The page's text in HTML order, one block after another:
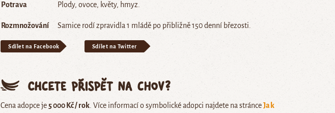
Potrava Plody, ovoce, květy, hmyz.
Rozmnožování Samice rodí zpravidla 1 mládě po přibližně 150 denní březosti.
Sdílet na Facebook Sdílet na Twitter
Chcete přispět na chov?
Cena adopce je 5 000 Kč / rok. Více informací o symbolické adopci najdete na stránceJak